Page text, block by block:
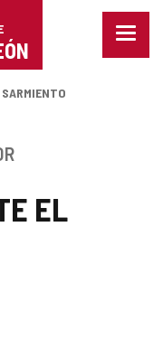
Menu
EL